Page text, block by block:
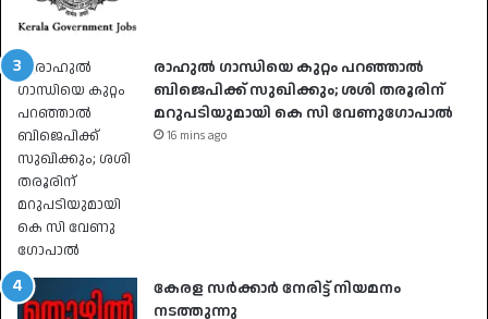
രാഹുൽ ​ഗാന്ധിയെ കുറ്റം പറഞ്ഞാൽ
ബിജെപിക്ക് സുഖിക്കും; ശശി തരൂരിന്
മറുപടിയുമായി കെ സി വേണു​ഗോപാൽ
16 mins ago
കേരള സർക്കാർ നേരിട്ട് നിയമനം
നടത്തുന്നു